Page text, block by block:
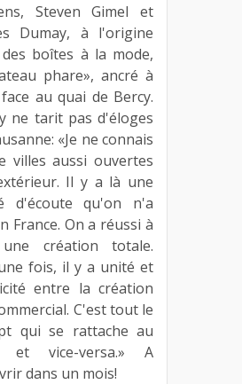
Steven Gimel et
Dumay, à l'origine
boîtes à la mode,
phare», ancré à
au quai de Bercy.
ne tarit pas d'éloges
«Je ne connais
villes aussi ouvertes
Il y a là une
d'écoute qu'on n'a
France. On a réussi à
création totale.
fois, il y a unité et
entre la création
C'est tout le
qui se rattache au
et vice-versa.» A
dans un mois!